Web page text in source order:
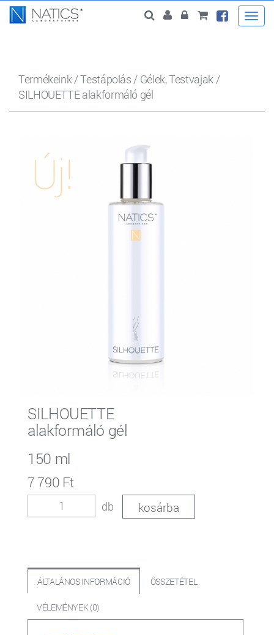
Termékeink/Testápolás / Gélek, Testvajak/
SILHOUETTE alakformáló gél
SILHOUETTE
alakformáló gél
150 ml
7 790 Ft
db
ÁLTALÁNOS INFORMÁCIÓ ÖSSZETÉTEL
VÉLEMÉNYEK (0)